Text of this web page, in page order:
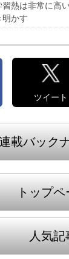
習熱は非常に高
明かす
ツイート
載バック
トップ
人気記